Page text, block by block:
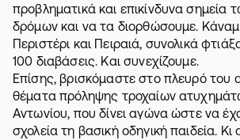
προβληματικά και επικίνδυνα σημεία
δρόμων και να τα διορθώσουμε.
Περιστέρι και Πειραιά, συνολικά
100 διαβάσεις. Και συνεχίζουμε.
Επίσης, βρισκόμαστε στο πλευρό του
θέματα πρόληψης τροχαίων
Αντωνίου, που δίνει αγώνα ώστε να
σχολεία τη βασική οδηγική παιδεία. Κι